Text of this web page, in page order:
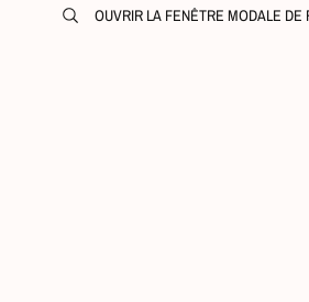
OUVRIR LA FENÊTRE MODALE DE